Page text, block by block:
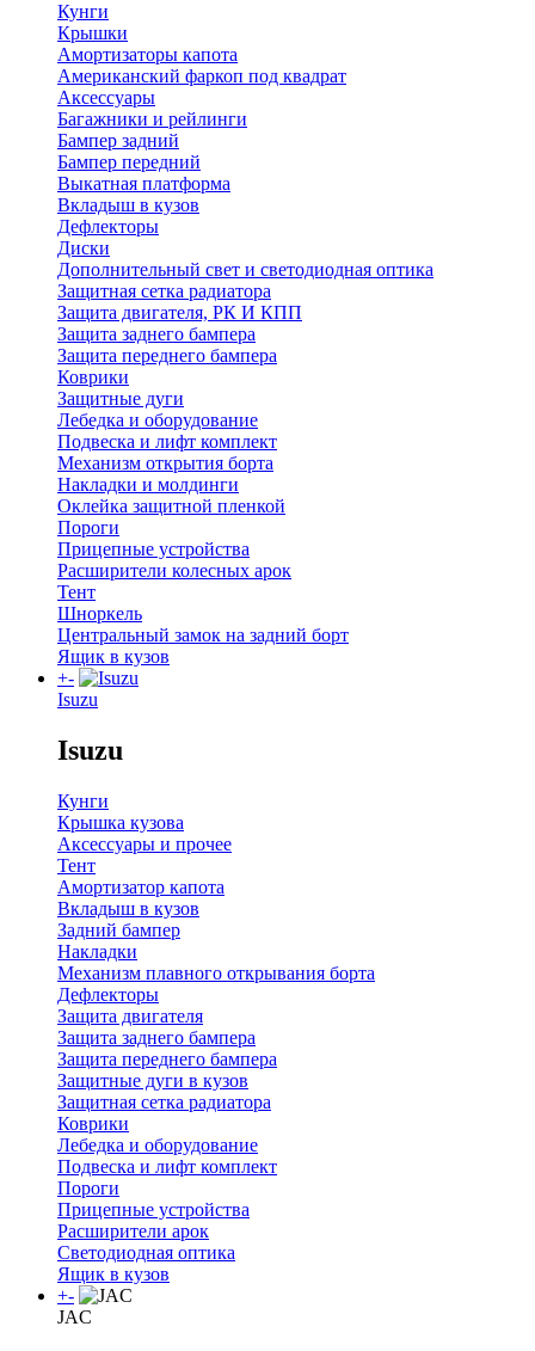
Кунги
Крышки
Амортизаторы капота
Американский фаркоп под квадрат
Аксессуары
Багажники и рейлинги
Бампер задний
Бампер передний
Выкатная платформа
Вкладыш в кузов
Дефлекторы
Диски
Дополнительный свет и светодиодная оптика
Защитная сетка радиатора
Защита двигателя, РК И КПП
Защита заднего бампера
Защита переднего бампера
Коврики
Защитные дуги
Лебедка и оборудование
Подвеска и лифт комплект
Механизм открытия борта
Накладки и молдинги
Оклейка защитной пленкой
Пороги
Прицепные устройства
Расширители колесных арок
Тент
Шноркель
Центральный замок на задний борт
Ящик в кузов
+-
Isuzu
Isuzu
Кунги
Крышка кузова
Аксессуары и прочее
Тент
Амортизатор капота
Вкладыш в кузов
Задний бампер
Накладки
Механизм плавного открывания борта
Дефлекторы
Защита двигателя
Защита заднего бампера
Защита переднего бампера
Защитные дуги в кузов
Защитная сетка радиатора
Коврики
Лебедка и оборудование
Подвеска и лифт комплект
Пороги
Прицепные устройства
Расширители арок
Светодиодная оптика
Ящик в кузов
+-
JAC